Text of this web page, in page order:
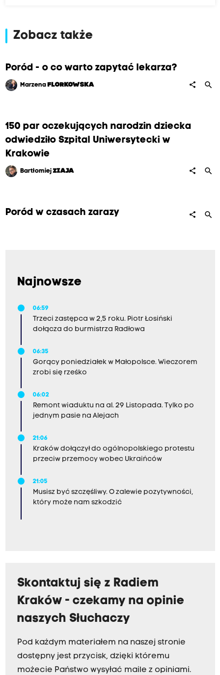
Zobacz także
Poród - o co warto zapytać lekarza?
Marzena FLORKOWSKA share search
150 par oczekujących narodzin dziecka
odwiedziło Szpital Uniwersytecki w
Krakowie
BartłomiejZIAJA share search
Poród w czasach zarazy share search
Najnowsze
06:59
Trzeci zastępca w 2,5 roku. Piotr Łosiński
dołącza do burmistrza Radłowa
06:35
Gorący poniedziałek w Małopolsce. Wieczorem
zrobi się rześko
06:02
Remont wiaduktu na al. 29 Listopada. Tylko po
jednym pasie na Alejach
21:06
Kraków dołączył do ogólnopolskiego protestu
przeciw przemocy wobec Ukraińców
21:05
Musisz być szczęśliwy. O zalewie pozytywności,
który może nam szkodzić
Skontaktuj się z Radiem
Kraków - czekamy na opinie
naszych Słuchaczy
Pod każdym materiałem na naszej stronie
dostępny jest przycisk, dzięki któremu
możecie Państwo wysyłać maile z opiniami.